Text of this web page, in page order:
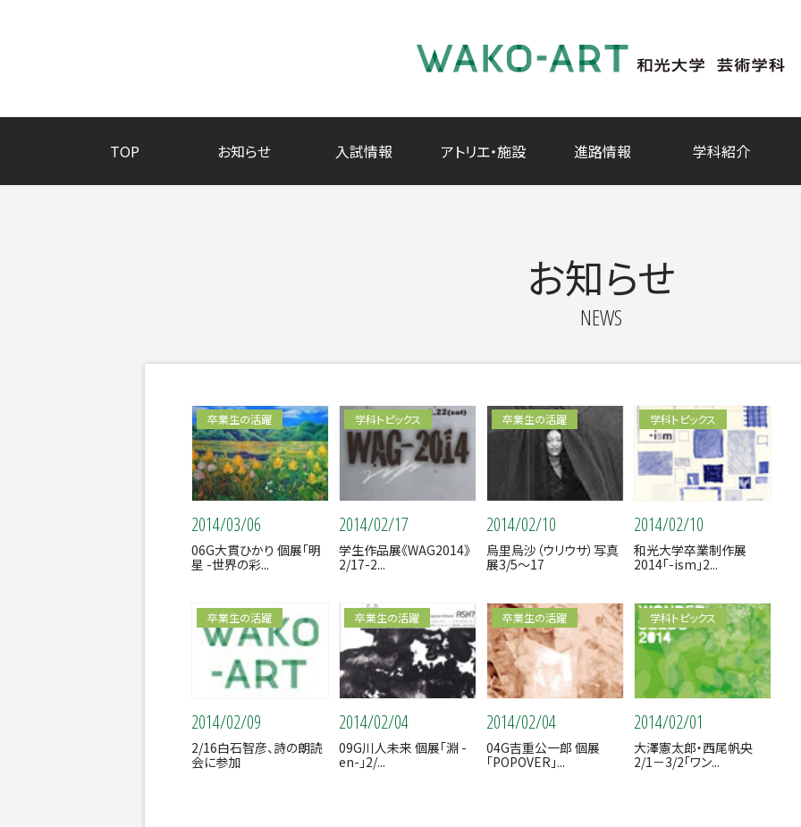
TOP お知らせ 入試情報 アトリエ・施設 進路情報 学科紹介
お知らせ
NEWS
卒業生の活躍
2014/03/06
06G大貫ひかり 個展「明
星 -世界の彩...
学科トピックス
2014/02/17
学生作品展《WAG2014》
2/17-2...
卒業生の活躍
2014/02/10
烏里烏沙（ウリウサ）写真
展3/5～17
学科トピックス
2014/02/10
和光大学卒業制作展
2014「-ism」2...
卒業生の活躍
2014/02/09
2/16白石智彦、詩の朗読
会に参加
卒業生の活躍
2014/02/04
09G川人未来 個展「淵 -
en-」2/...
卒業生の活躍
2014/02/04
04G吉重公一郎 個展
「POPOVER」...
学科トピックス
2014/02/01
大澤憲太郎・西尾帆央
2/1－3/2「ワン...